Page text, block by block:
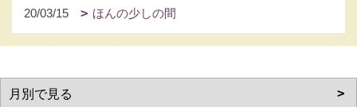
20/03/15 ほんの少しの間